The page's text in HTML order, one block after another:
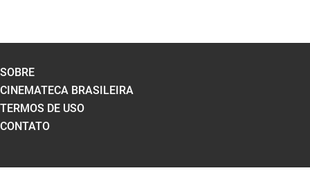
SOBRE
CINEMATECA BRASILEIRA
TERMOS DE USO
CONTATO